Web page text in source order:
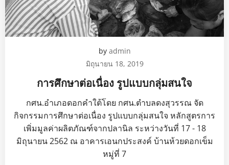
by admin
มิถุนายน 18, 2019
การศึกษาต่อเนื่อง รูปแบบกลุ่มสนใจ
กศน.อำเภอดอกคำใต้โดย กศน.ตำบลดงสุวรรณ จัด
กิจกรรมการศึกษาต่อเนื่อง รูปแบบกลุ่มสนใจ หลักสูตรการ
เพิ่มมูลค่าผลิตภัณฑ์จากปลานิล ระหว่างวันที่ 17 - 18
มิถุนายน 2562 ณ อาคารเอนกประสงค์ บ้านห้วยดอกเข็ม
หมู่ที่ 7